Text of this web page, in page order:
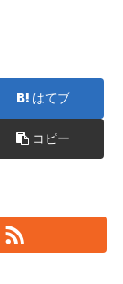
はてブ
コピー